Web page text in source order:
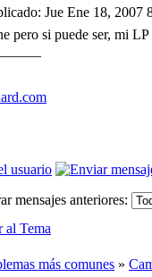
Jue Ene 18, 2007
pero si puede ser, mi
mensajes anteriores:
más comunes »